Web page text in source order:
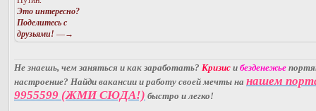
Это интересно?
Поделитесь с
друзьями! —→
Не знаешь, чем заняться и как заработать? Кризис и безденежье
настроение? Найди вакансии и работу своей мечты на нашем
9955599 (ЖМИ СЮДА!) быстро и легко!